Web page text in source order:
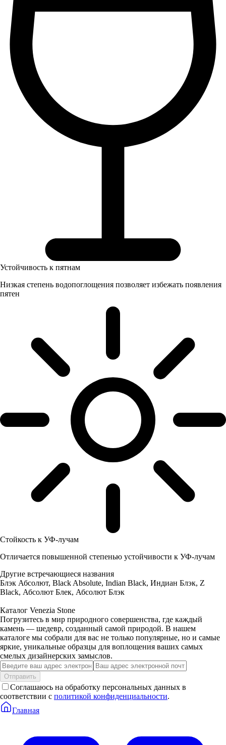
Устойчивость к пятнам
Низкая степень водопоглощения позволяет избежать появления
пятен
Стойкость к УФ-лучам
Отличается повышенной степенью устойчивости к УФ-лучам
Другие встречающиеся названия
Блэк Абсолют, Black Absolute, Indian Black, Индиан Блэк, Z
Black, Абсолют Блек, Абсолют Блэк
Каталог Venezia Stone
Погрузитесь в мир природного совершенства, где каждый
камень — шедевр, созданный самой природой. В нашем
каталоге мы собрали для вас не только популярные, но и самые
яркие, уникальные образцы для воплощения ваших самых
смелых дизайнерских замыслов.
Отправить
Соглашаюсь на обработку персональных данных в
соответствии с политикой конфиденциальности.
Главная